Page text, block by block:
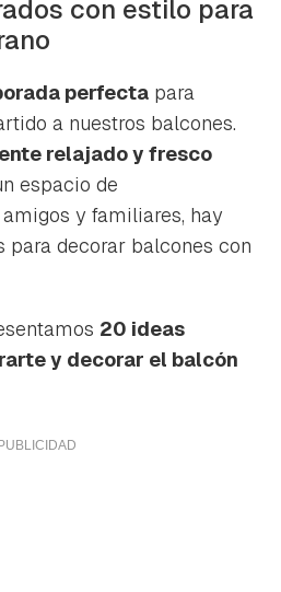
con estilo para
perfecta para
a nuestros balcones.
relajado y fresco
espacio de
y familiares, hay
decorar balcones con
20 ideas
y decorar el balcón